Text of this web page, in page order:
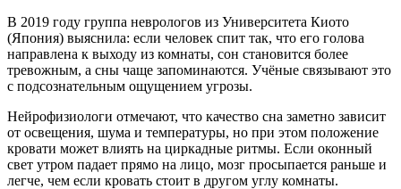
В 2019 году группа неврологов из Университета Киото
(Япония) выяснила: если человек спит так, что его голова
направлена к выходу из комнаты, сон становится более
тревожным, а сны чаще запоминаются. Учёные связывают это
с подсознательным ощущением угрозы.
Нейрофизиологи отмечают, что качество сна заметно зависит
от освещения, шума и температуры, но при этом положение
кровати может влиять на циркадные ритмы. Если оконный
свет утром падает прямо на лицо, мозг просыпается раньше и
легче, чем если кровать стоит в другом углу комнаты.